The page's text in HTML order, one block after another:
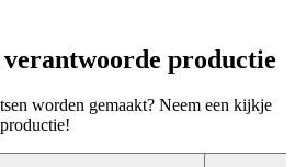
productie
worden gemaakt? Neem een kijkje